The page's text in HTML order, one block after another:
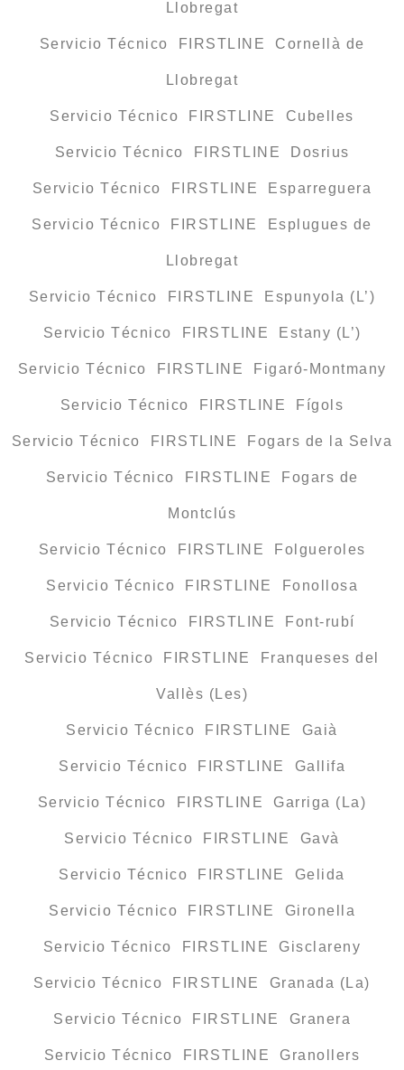
Llobregat
Servicio Técnico FIRSTLINE Cornellà de
Llobregat
Servicio Técnico FIRSTLINE Cubelles
Servicio Técnico FIRSTLINE Dosrius
Servicio Técnico FIRSTLINE Esparreguera
Servicio Técnico FIRSTLINE Esplugues de
Llobregat
Servicio Técnico FIRSTLINE Espunyola (L’)
Servicio Técnico FIRSTLINE Estany (L’)
Servicio Técnico FIRSTLINE Figaró-Montmany
Servicio Técnico FIRSTLINE Fígols
Servicio Técnico FIRSTLINE Fogars de la Selva
Servicio Técnico FIRSTLINE Fogars de
Montclús
Servicio Técnico FIRSTLINE Folgueroles
Servicio Técnico FIRSTLINE Fonollosa
Servicio Técnico FIRSTLINE Font-rubí
Servicio Técnico FIRSTLINE Franqueses del
Vallès (Les)
Servicio Técnico FIRSTLINE Gaià
Servicio Técnico FIRSTLINE Gallifa
Servicio Técnico FIRSTLINE Garriga (La)
Servicio Técnico FIRSTLINE Gavà
Servicio Técnico FIRSTLINE Gelida
Servicio Técnico FIRSTLINE Gironella
Servicio Técnico FIRSTLINE Gisclareny
Servicio Técnico FIRSTLINE Granada (La)
Servicio Técnico FIRSTLINE Granera
Servicio Técnico FIRSTLINE Granollers